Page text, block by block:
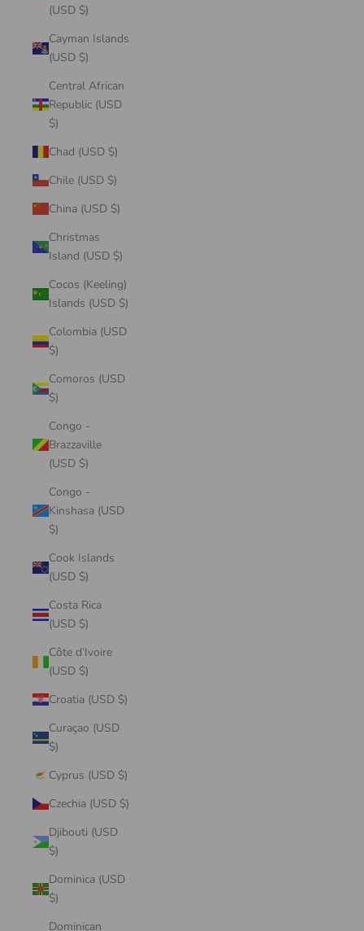
(USD $)
Cayman Islands
(USD $)
Central African
Republic (USD
$)
Chad (USD $)
Chile (USD $)
China (USD $)
Christmas
Island (USD $)
Cocos (Keeling)
Islands (USD $)
Colombia (USD
$)
Comoros (USD
$)
Congo -
Brazzaville
(USD $)
Congo -
Kinshasa (USD
$)
Cook Islands
(USD $)
Costa Rica
(USD $)
Côte d’Ivoire
(USD $)
Croatia (USD $)
Curaçao (USD
$)
Cyprus (USD $)
Czechia (USD $)
Djibouti (USD
$)
Dominica (USD
$)
Dominican